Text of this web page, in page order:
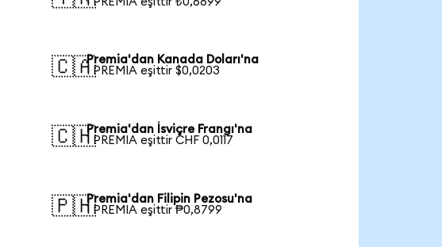
🇨🇦Premia'dan Kanada Doları'na
1 PREMIA eşittir $0,0203
🇨🇭Premia'dan İsviçre Frangı'na
1 PREMIA eşittir CHF 0,0117
🇵🇭Premia'dan Filipin Pezosu'na
1 PREMIA eşittir ₱0,8799